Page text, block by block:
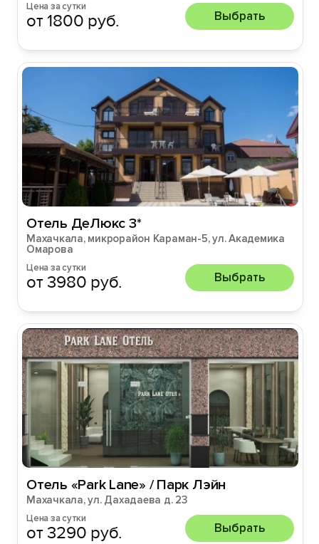
Цена за сутки
от 1800 руб. Выбрать
Отель ДеЛюкс 3*
Махачкала, микрорайон Караман-5, ул. Академика
Омарова
Цена за сутки
от 3980 руб. Выбрать
Отель «Park Lane» / Парк Лэйн
Махачкала, ул. Дахадаева д. 23
Цена за сутки
от 3290 руб. Выбрать